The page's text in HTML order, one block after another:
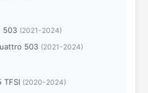
503 (2021-2024)
503 (2021-2024)
TFSI (2020-2024)